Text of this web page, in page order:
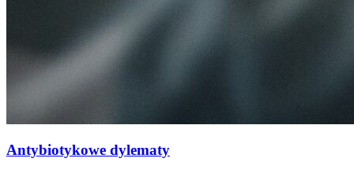
Antybiotykowe dylematy